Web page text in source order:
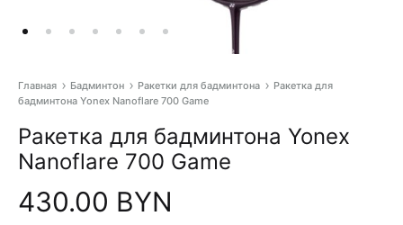
Главная Бадминтон Ракетки для бадминтона
Ракетка для
бадминтона Yonex Nanoflare 700 Game
Ракетка для бадминтона Yonex
Nanoflare 700 Game
430.00 BYN